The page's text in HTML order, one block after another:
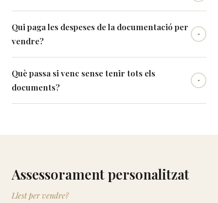
Qui paga les despeses de la documentació per
vendre?
Què passa si venc sense tenir tots els
documents?
Assessorament personalitzat
Llest per vendre?